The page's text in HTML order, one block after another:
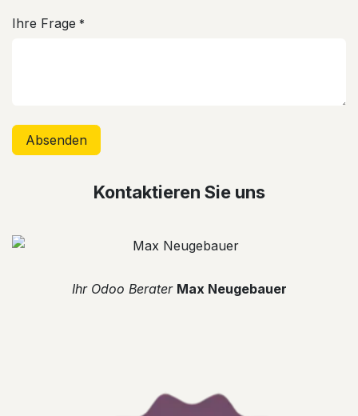
Ihre Frage *
Absenden
Kontaktieren Sie uns
​Ihr Odoo Berater Max Neugebauer